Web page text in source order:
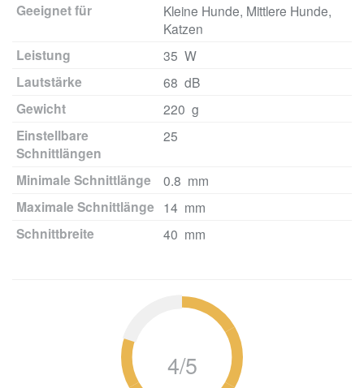
Geeignet für
Kleine Hunde, Mittlere Hunde,
Katzen
Leistung 35 W
Lautstärke 68 dB
Gewicht 220 g
Einstellbare
Schnittlängen
25
Minimale Schnittlänge 0.8 mm
Maximale Schnittlänge 14 mm
Schnittbreite 40 mm